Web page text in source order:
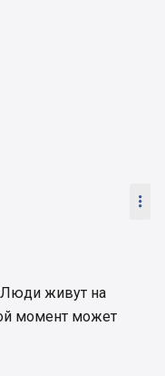

Люди живут на
момент может